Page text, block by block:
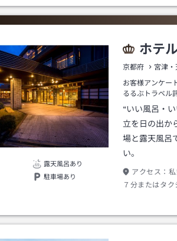
露天風呂あり
駐車場あり
ホテ
京都府 宮津
お客様アンケー
るるぶトラベル
“いい風呂・
立を日の出か
場と露天風呂
い。
アクセス：
７分またはタ